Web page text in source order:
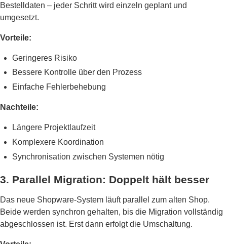
Bestelldaten – jeder Schritt wird einzeln geplant und
umgesetzt.
Vorteile:
Geringeres Risiko
Bessere Kontrolle über den Prozess
Einfache Fehlerbehebung
Nachteile:
Längere Projektlaufzeit
Komplexere Koordination
Synchronisation zwischen Systemen nötig
3. Parallel Migration: Doppelt hält besser
Das neue Shopware-System läuft parallel zum alten Shop.
Beide werden synchron gehalten, bis die Migration vollständig
abgeschlossen ist. Erst dann erfolgt die Umschaltung.